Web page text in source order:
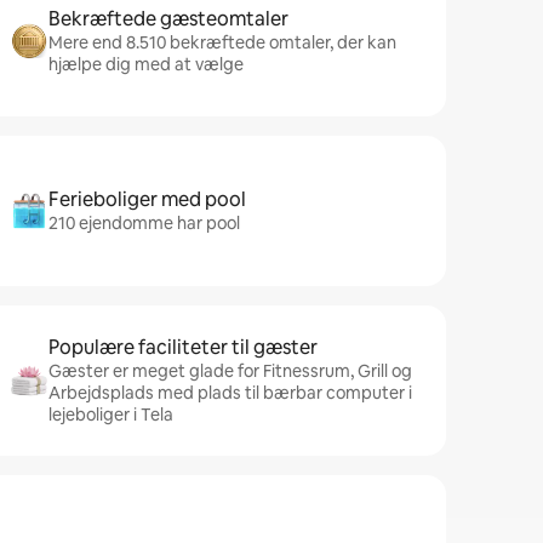
Bekræftede gæsteomtaler
Mere end 8.510 bekræftede omtaler, der kan
hjælpe dig med at vælge
Ferieboliger med pool
210 ejendomme har pool
Populære faciliteter til gæster
Gæster er meget glade for Fitnessrum, Grill og
Arbejdsplads med plads til bærbar computer i
lejeboliger i Tela